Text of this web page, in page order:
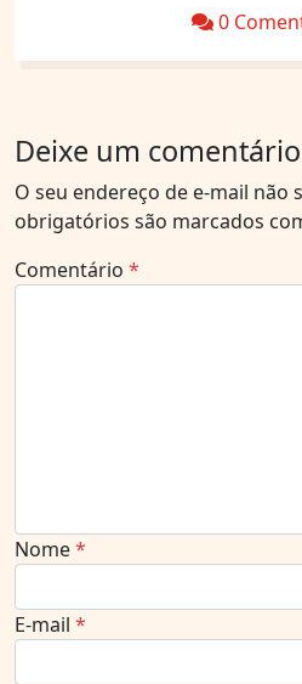
0
Deixe um comentário
O seu endereço de e-mail não
obrigatórios são marcados
Comentário *
Nome*
E-mail *